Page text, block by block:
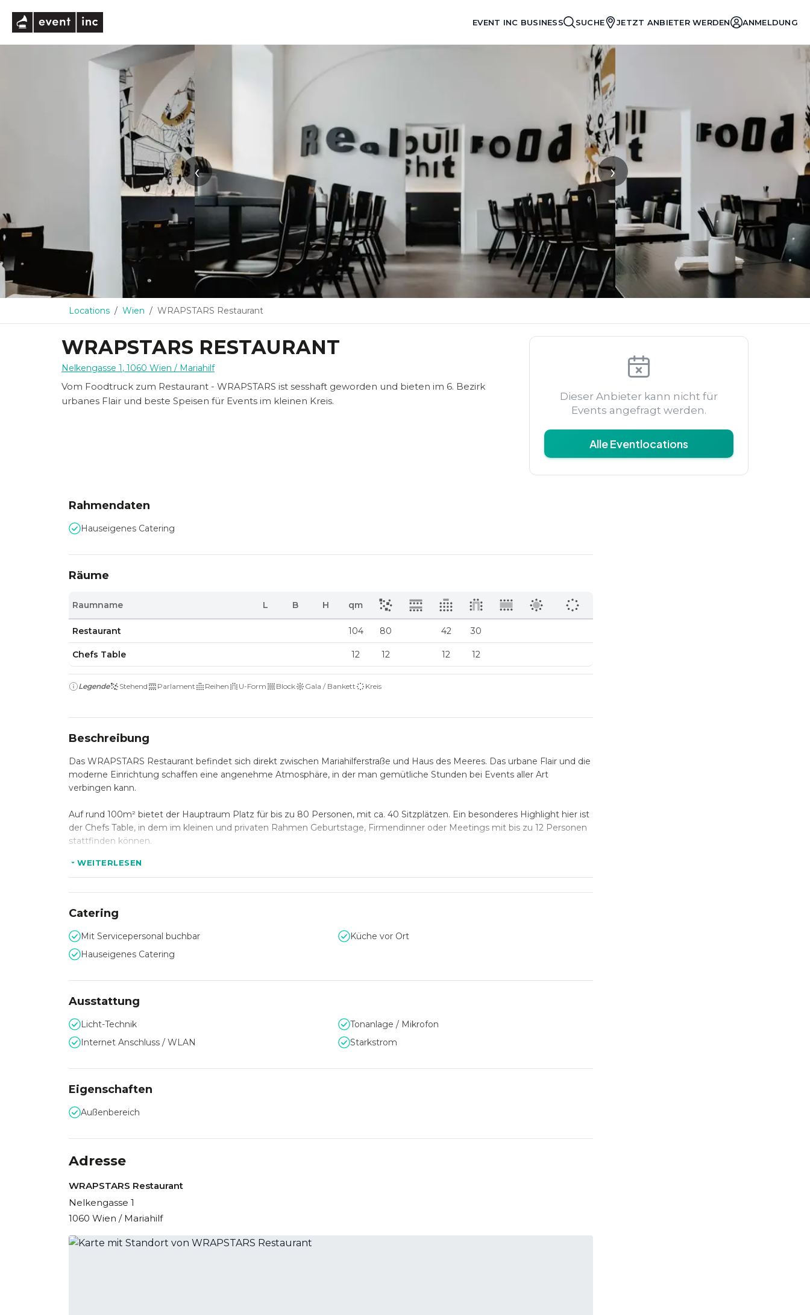
EVENT INC BUSINESS SUCHE JETZT ANBIETER WERDEN ANMELDUNG
‹ ›
Locations Wien WRAPSTARS Restaurant
WRAPSTARS RESTAURANT
Nelkengasse 1, 1060 Wien / Mariahilf
Vom Foodtruck zum Restaurant - WRAPSTARS ist sesshaft geworden und bieten im 6. Bezirk
urbanes Flair und beste Speisen für Events im kleinen Kreis.
Dieser Anbieter kann nicht für
Events angefragt werden.
Alle Eventlocations
Rahmendaten
Hauseigenes Catering
Räume
Raumname L B H qm
Restaurant 104 80 42 30
Chefs Table 12 12 12 12
Legende Stehend Parlament Reihen U-Form Block Gala / Bankett Kreis
Beschreibung
Das WRAPSTARS Restaurant befindet sich direkt zwischen Mariahilferstraße und Haus des Meeres. Das urbane Flair und die
moderne Einrichtung schaffen eine angenehme Atmosphäre, in der man gemütliche Stunden bei Events aller Art
verbingen kann.
Auf rund 100m² bietet der Hauptraum Platz für bis zu 80 Personen, mit ca. 40 Sitzplätzen. Ein besonderes Highlight hier ist
der Chefs Table, in dem im kleinen und privaten Rahmen Geburtstage, Firmendinner oder Meetings mit bis zu 12 Personen
stattfinden können.
Die Speisen sind modern, durchdacht und vor allem kreativ. Von Burritos über Bowls bis zu Salaten ist hier für jeden
Geschmack das Richtige dabei.
Durch die zentrale Lage ist das WRAPSTARS Restaurant mit den öffentlichen Verkehrsmitteln von überall problemlos
erreichbar.
WEITERLESEN
Catering
Mit Servicepersonal buchbar
Küche vor Ort
Hauseigenes Catering
Ausstattung
Licht-Technik
Tonanlage / Mikrofon
Internet Anschluss / WLAN
Starkstrom
Eigenschaften
Außenbereich
Adresse
WRAPSTARS Restaurant
Nelkengasse 1
1060 Wien / Mariahilf